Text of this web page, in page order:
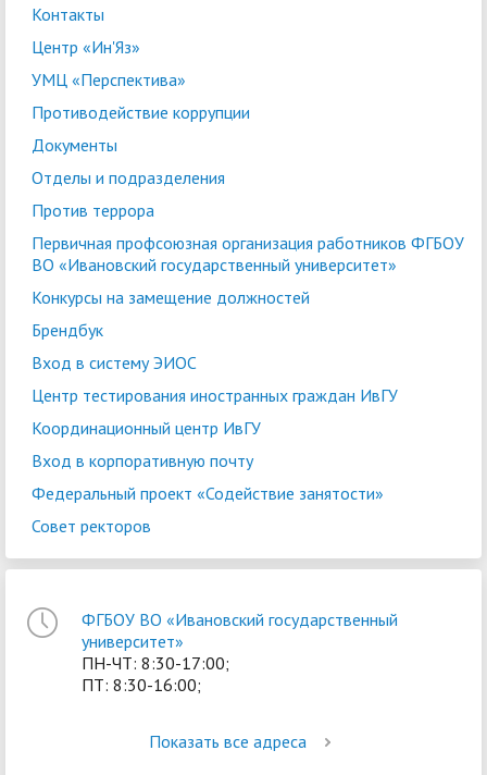
Контакты
Центр «Ин'Яз»
УМЦ «Перспектива»
Противодействие коррупции
Документы
Отделы и подразделения
Против террора
Первичная профсоюзная организация работников ФГБОУ
ВО «Ивановский государственный университет»
Конкурсы на замещение должностей
Брендбук
Вход в систему ЭИОС
Центр тестирования иностранных граждан ИвГУ
Координационный центр ИвГУ
Вход в корпоративную почту
Федеральный проект «Содействие занятости»
Совет ректоров
ФГБОУ ВО «Ивановский государственный
университет»
ПН-ЧТ: 8:30-17:00;
ПТ: 8:30-16:00;
Показать все адреса